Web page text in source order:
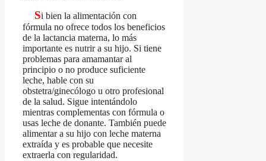
Si bien la alimentación con
fórmula no ofrece todos los beneficios
de la lactancia materna, lo más
importante es nutrir a su hijo. Si tiene
problemas para amamantar al
principio o no produce suficiente
leche, hable con su
obstetra/ginecólogo u otro profesional
de la salud. Sigue intentándolo
mientras complementas con fórmula o
usas leche de donante. También puede
alimentar a su hijo con leche materna
extraída y es probable que necesite
extraerla con regularidad.